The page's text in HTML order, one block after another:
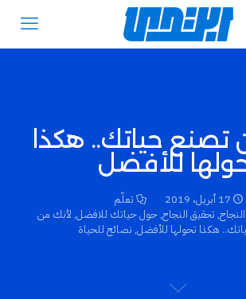
تصنع حياتك.. هكذا
للأفضل
17 أبريل، 2019
تعلّم
النجاح, تحقيق النجاح,حول حياتك للافضل, لأنك من
هكذا تحولها للأفضل, نصائح للحياة